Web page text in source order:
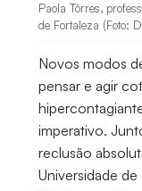
Paola Tôrres,
de Fortaleza (Foto:
Novos modos
pensar e agir
imperativo.
reclusão
Universidade de